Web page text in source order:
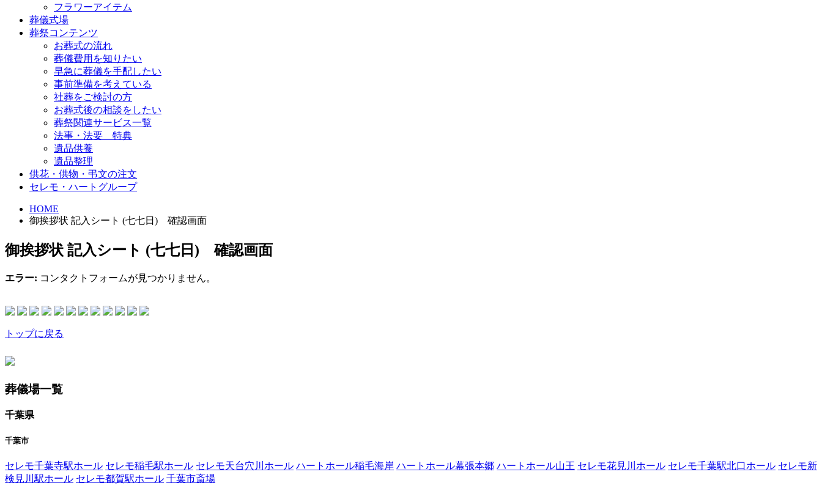
フラワーアイテム
葬儀式場
葬祭コンテンツ
お葬式の流れ
葬儀費用を知りたい
早急に葬儀を手配したい
事前準備を考えている
社葬をご検討の方
お葬式後の相談をしたい
葬祭関連サービス一覧
法事・法要 特典
遺品供養
遺品整理
供花・供物・弔文の注文
セレモ・ハートグループ
HOME
御挨拶状 記入シート (七七日) 確認画面
御挨拶状 記入シート (七七日) 確認画面
エラー: コンタクトフォームが見つかりません。
トップに戻る
葬儀場一覧
千葉県
千葉市
セレモ千葉寺駅ホール セレモ稲毛駅ホール セレモ天台穴川ホール ハートホール稲毛海岸 ハートホール幕張本郷 ハートホール山王 セレモ花見川ホール セレモ千葉駅北口ホール セレモ新
検見川駅ホール セレモ都賀駅ホール 千葉市斎場